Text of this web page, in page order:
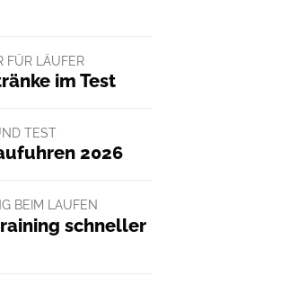
FÜR LÄUFER
im Test
TEST
2026
BEIM LAUFEN
schneller